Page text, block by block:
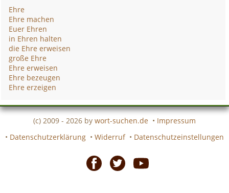
Ehre
Ehre machen
Euer Ehren
in Ehren halten
die Ehre erweisen
große Ehre
Ehre erweisen
Ehre bezeugen
Ehre erzeigen
(c) 2009 - 2026 by wort-suchen.de • Impressum
• Datenschutzerklärung • Widerruf • Datenschutzeinstellungen